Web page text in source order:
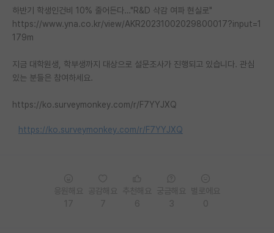
반도체/AI 게시판
학술 정보 게시판
홍보 게시판
커리어
하반기 학생인건비 10% 줄어든다…"R&D 삭감 여파 현실로"
https://www.yna.co.kr/view/AKR20231002029800017?input=1
179m
지금 대학원생, 학부생까지 대상으로 설문조사가 진행되고 있습니다. 관심
있는 분들은 참여하세요.
https://ko.surveymonkey.com/r/F7YYJXQ
https://ko.surveymonkey.com/r/F7YYJXQ